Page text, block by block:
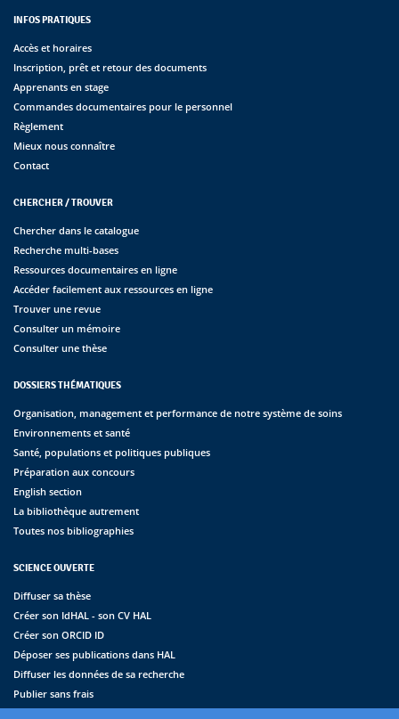
INFOS PRATIQUES
Accès et horaires
Inscription, prêt et retour des documents
Apprenants en stage
Commandes documentaires pour le personnel
Règlement
Mieux nous connaître
Contact
CHERCHER / TROUVER
Chercher dans le catalogue
Recherche multi-bases
Ressources documentaires en ligne
Accéder facilement aux ressources en ligne
Trouver une revue
Consulter un mémoire
Consulter une thèse
DOSSIERS THÉMATIQUES
Organisation, management et performance de notre système de soins
Environnements et santé
Santé, populations et politiques publiques
Préparation aux concours
English section
La bibliothèque autrement
Toutes nos bibliographies
SCIENCE OUVERTE
Diffuser sa thèse
Créer son IdHAL - son CV HAL
Créer son ORCID ID
Déposer ses publications dans HAL
Diffuser les données de sa recherche
Publier sans frais